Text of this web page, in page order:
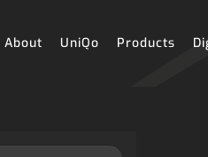
About UniQo Products